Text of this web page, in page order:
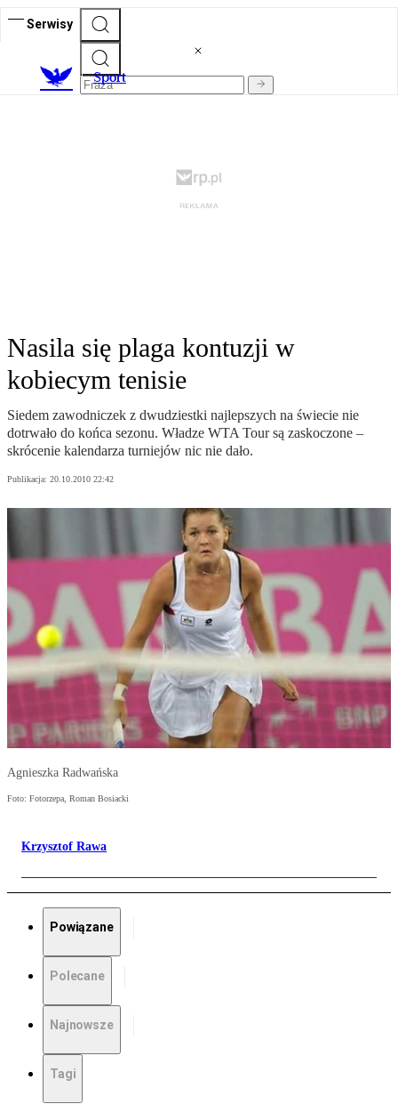
Serwisy
Sport
Nasila się plaga kontuzji w
kobiecym tenisie
Siedem zawodniczek z dwudziestki najlepszych na świecie nie
dotrwało do końca sezonu. Władze WTA Tour są zaskoczone –
skrócenie kalendarza turniejów nic nie dało.
Publikacja: 20.10.2010 22:42
Agnieszka Radwańska
Foto: Fotorzepa, Roman Bosiacki
Krzysztof Rawa
Powiązane
Polecane
Najnowsze
Tagi